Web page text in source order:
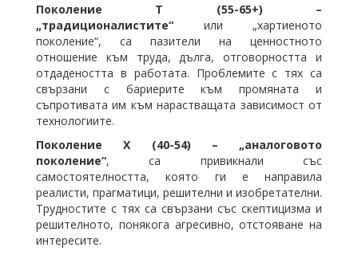
Поколение Т (55-65+) –
„традиционалистите“ или „хартиеното
поколение“, са пазители на ценностното
отношение към труда, дълга, отговорността и
отдадеността в работата. Проблемите с тях са
свързани с бариерите към промяната и
съпротивата им към нарастващата зависимост от
технологиите.
Поколение Х (40-54) – „аналоговото
поколение“, са привикнали със
самостоятелността, която ги е направила
реалисти, прагматици, решителни и изобретателни.
Трудностите с тях са свързани със скептицизма и
решителното, понякога агресивно, отстояване на
интересите.